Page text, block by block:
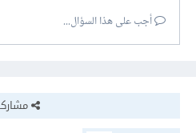
أجب على هذا السؤال...